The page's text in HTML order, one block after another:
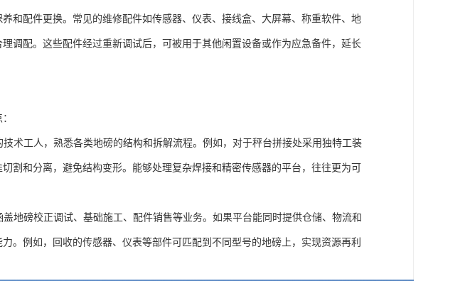
和配件更换。常见的维修配件如传感器、仪表、接线盒、大屏幕、称重软件、地
调配。这些配件经过重新调试后，可被用于其他闲置设备或作为应急备件，延长
术工人，熟悉各类地磅的结构和拆解流程。例如，对于秤台拼接处采用独特工装
割和分离，避免结构变形。能够处理复杂焊接和精密传感器的平台，往往更为可
地磅校正调试、基础施工、配件销售等业务。如果平台能同时提供仓储、物流和
。例如，回收的传感器、仪表等部件可匹配到不同型号的地磅上，实现资源再利